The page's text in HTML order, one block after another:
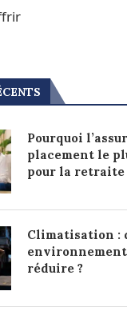
Pourquoi
placement le
pour la retraite
Climatisation :
réduire ?